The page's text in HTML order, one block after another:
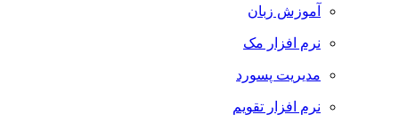
آموزش زبان
نرم افزار مک
مدیریت پسورد
نرم افزار تقویم